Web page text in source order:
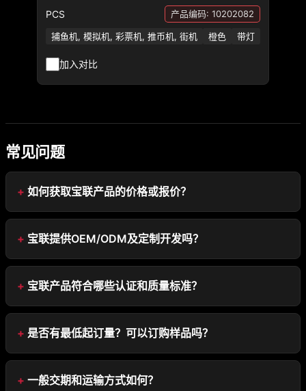
PCS 产品编码: 10202082
捕鱼机, 模拟机, 彩票机, 推币机, 街机 橙色 带灯
加入对比
常见问题
如何获取宝联产品的价格或报价？
宝联提供OEM/ODM及定制开发吗？
宝联产品符合哪些认证和质量标准？
是否有最低起订量？可以订购样品吗？
一般交期和运输方式如何？